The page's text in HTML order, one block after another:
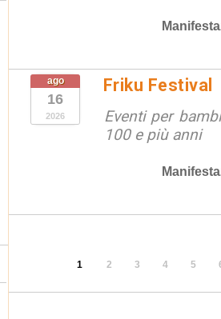
ago
16
2026
Friku Festival
Eventi per
100 e più anni
1 2 3 4 5